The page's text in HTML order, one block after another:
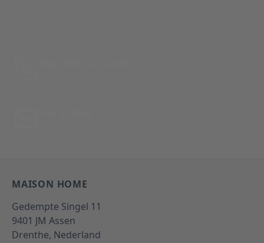
MAISON HOME
Gedempte Singel 11
9401 JM Assen
Drenthe, Nederland